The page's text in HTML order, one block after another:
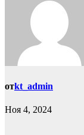
отkt_admin
Ноя 4, 2024